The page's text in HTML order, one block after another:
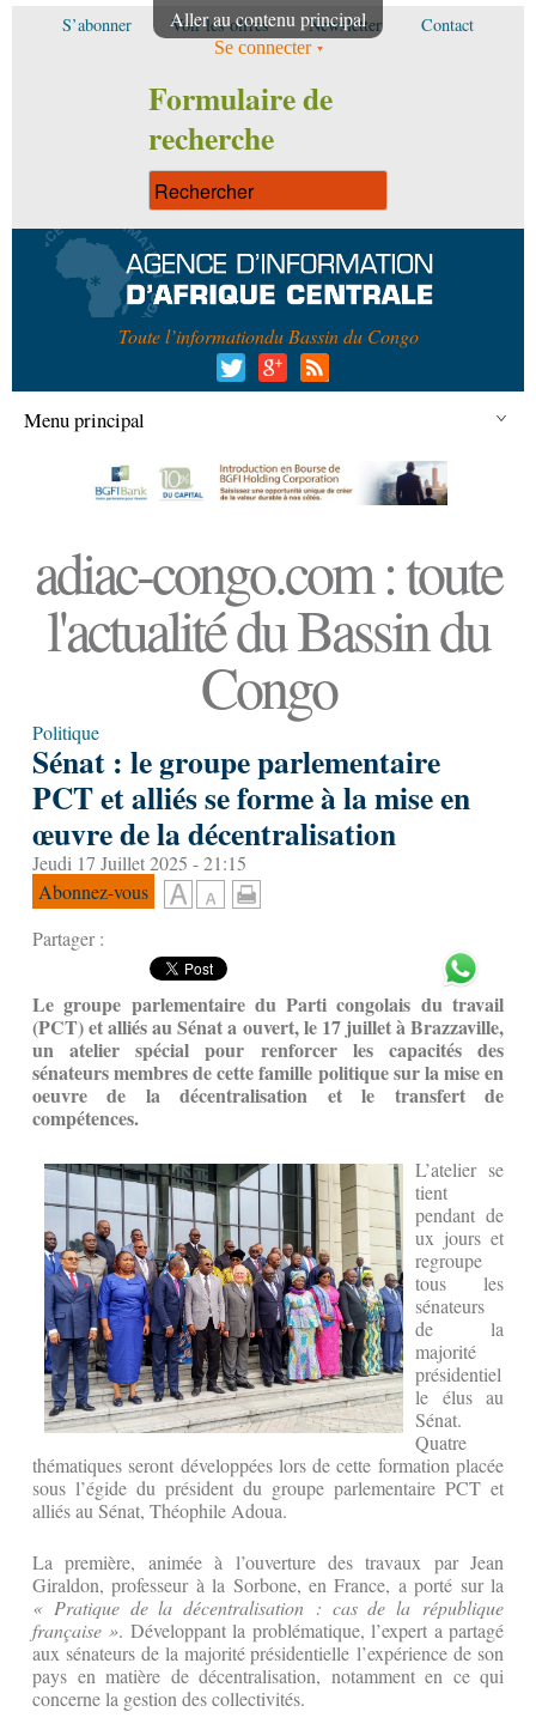
Aller au contenu principal
S’abonner Voir les offres Newsletter Contact
Se connecter
Formulaire de
recherche
Toute l’informationdu Bassin du Congo
Menu principal
adiac-congo.com : toute
l'actualité du Bassin du
Congo
Politique
Sénat : le groupe parlementaire
PCT et alliés se forme à la mise en
œuvre de la décentralisation
Jeudi 17 Juillet 2025 - 21:15
Abonnez-vous
Partager :
Le groupe parlementaire du Parti congolais du travail
(PCT) et alliés au Sénat a ouvert, le 17 juillet à Brazzaville,
un atelier spécial pour renforcer les capacités des
sénateurs membres de cette famille politique sur la mise en
oeuvre de la décentralisation et le transfert de
compétences.
L’atelier se
tient
pendant de
ux jours et
regroupe
tous les
sénateurs
de la
majorité
présidentiel
le élus au
Sénat.
Quatre
thématiques seront développées lors de cette formation placée
sous l’égide du président du groupe parlementaire PCT et
alliés au Sénat, Théophile Adoua.
La première, animée à l’ouverture des travaux par Jean
Giraldon, professeur à la Sorbone, en France, a porté sur la
« Pratique de la décentralisation : cas de la république
française ». Développant la problématique, l’expert a partagé
aux sénateurs de la majorité présidentielle l’expérience de son
pays en matière de décentralisation, notamment en ce qui
concerne la gestion des collectivités.